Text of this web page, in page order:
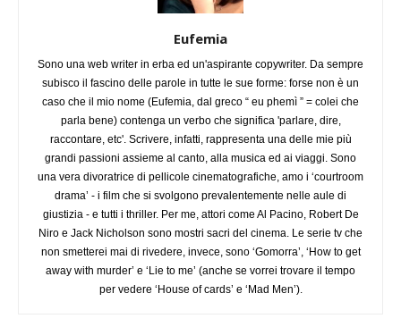
Eufemia
Sono una web writer in erba ed un'aspirante copywriter. Da sempre
subisco il fascino delle parole in tutte le sue forme: forse non è un
caso che il mio nome (Eufemia, dal greco “ eu phemì ” = colei che
parla bene) contenga un verbo che significa 'parlare, dire,
raccontare, etc'. Scrivere, infatti, rappresenta una delle mie più
grandi passioni assieme al canto, alla musica ed ai viaggi. Sono
una vera divoratrice di pellicole cinematografiche, amo i ‘courtroom
drama’ - i film che si svolgono prevalentemente nelle aule di
giustizia - e tutti i thriller. Per me, attori come Al Pacino, Robert De
Niro e Jack Nicholson sono mostri sacri del cinema. Le serie tv che
non smetterei mai di rivedere, invece, sono ‘Gomorra’, ‘How to get
away with murder’ e ‘Lie to me’ (anche se vorrei trovare il tempo
per vedere ‘House of cards’ e ‘Mad Men’).